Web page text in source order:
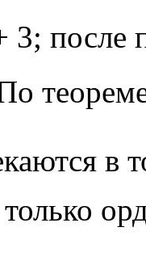
3; после
в